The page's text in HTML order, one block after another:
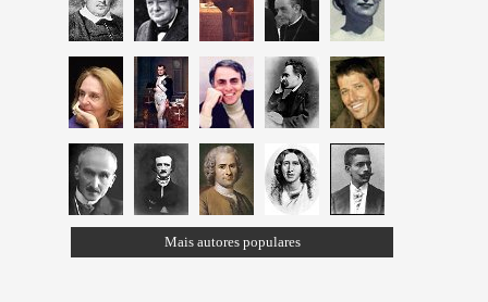
Mais autores populares